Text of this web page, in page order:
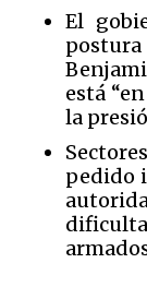
El
está
la
pedido